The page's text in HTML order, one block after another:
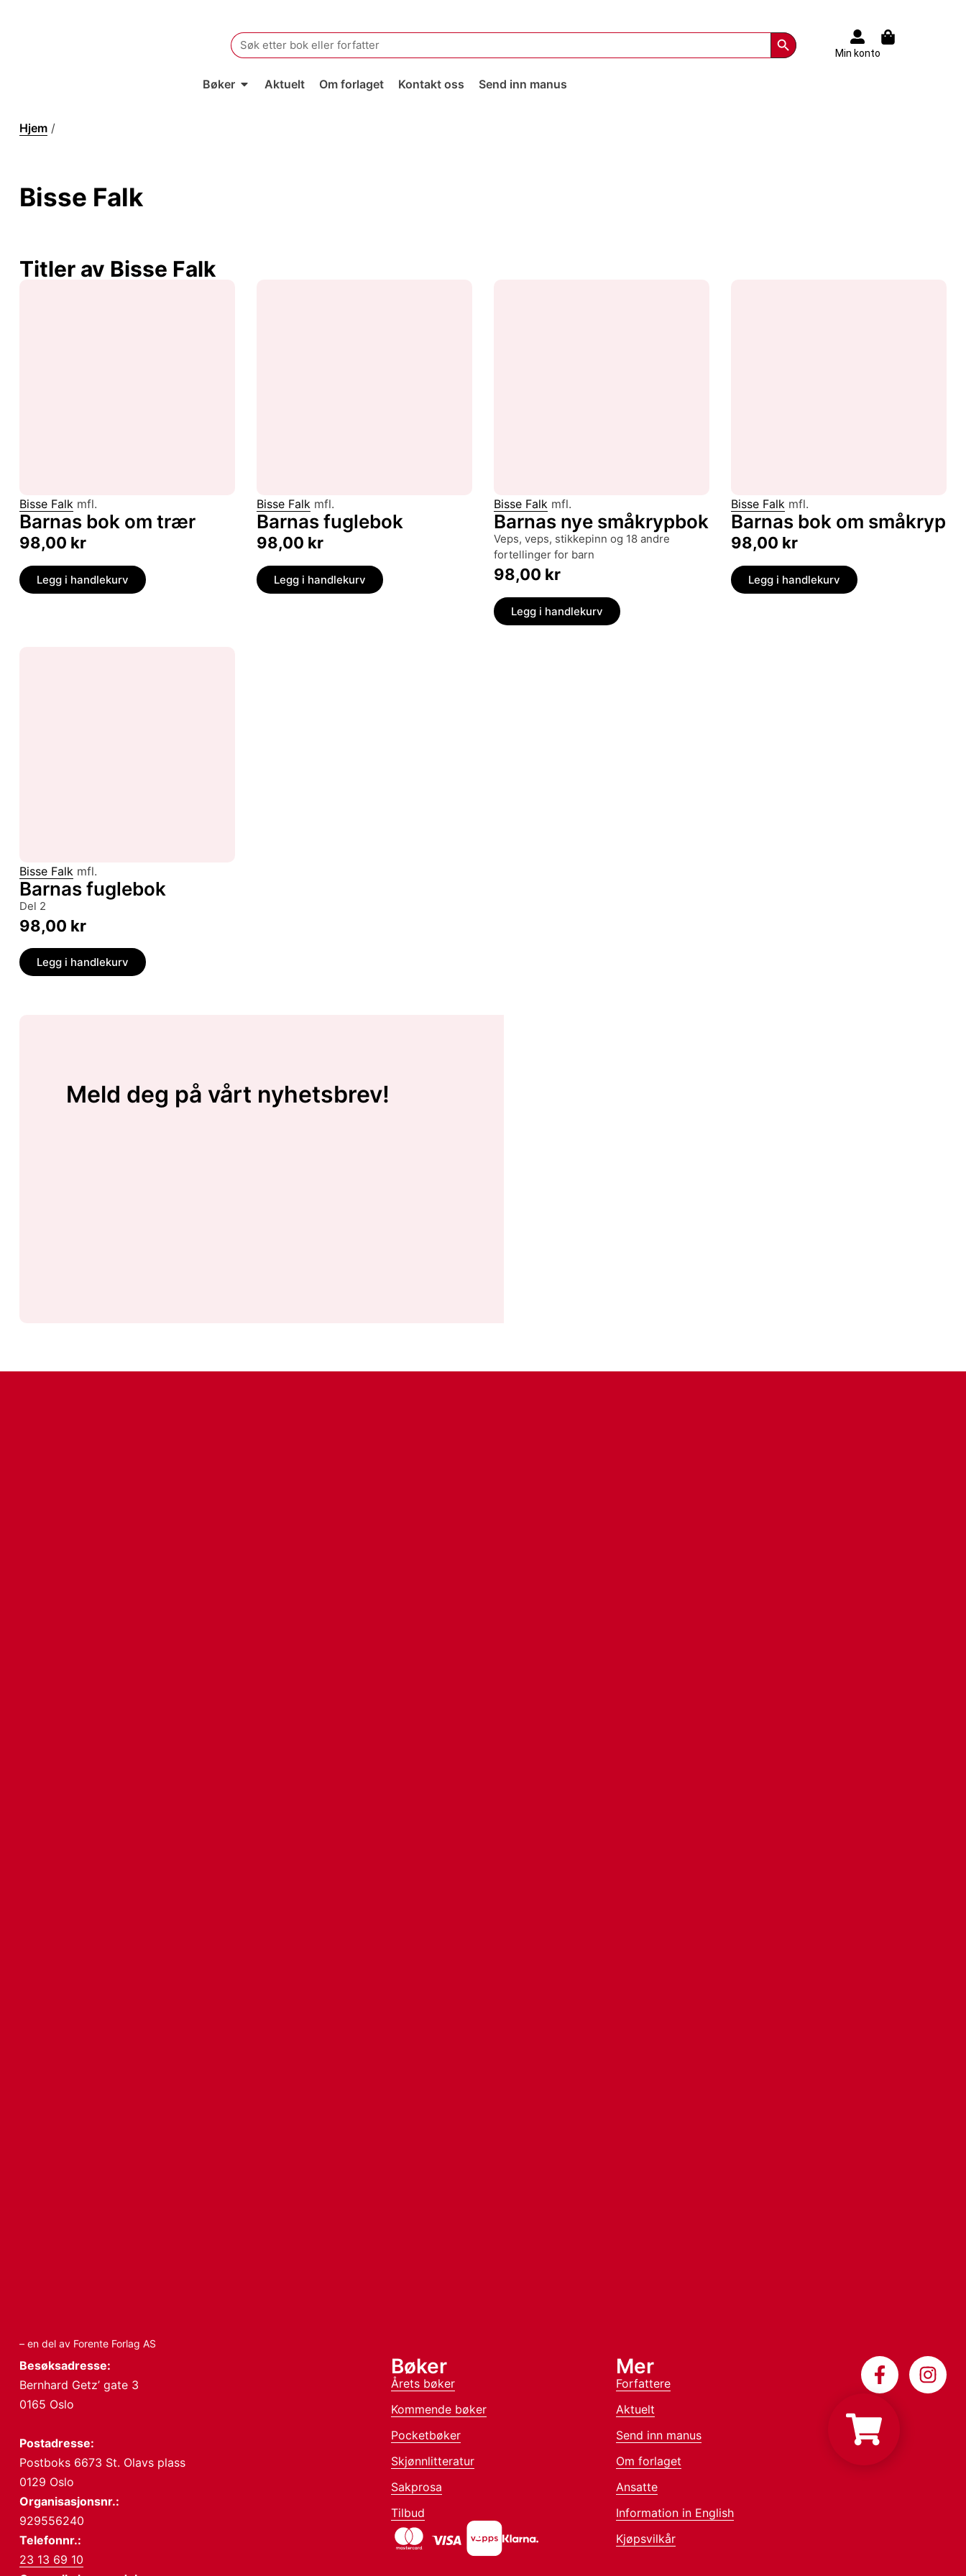
Search
for:
Search Button
Min konto
Bøker Aktuelt Om forlaget Kontakt oss Send inn manus
Hjem /
Bisse Falk
Titler av Bisse Falk
Bisse Falk mfl.
Barnas bok om trær
98,00 kr
Legg i handlekurv
Bisse Falk mfl.
Barnas fuglebok
98,00 kr
Legg i handlekurv
Bisse Falk mfl.
Barnas nye småkrypbok
veps, veps, stikkepinn og 18 andre
fortellinger for barn
98,00 kr
Legg i handlekurv
Bisse Falk mfl.
Barnas bok om småkryp
98,00 kr
Legg i handlekurv
Bisse Falk mfl.
Barnas fuglebok
del 2
98,00 kr
Legg i handlekurv
Meld deg på vårt nyhetsbrev!
– en del av Forente Forlag AS
Besøksadresse:
Bernhard Getz’ gate 3
0165 Oslo
Postadresse:
Postboks 6673 St. Olavs plass
0129 Oslo
Organisasjonsnr.:
929556240
Telefonnr.:
23 13 69 10
Bøker
Årets bøker
Kommende bøker
Pocketbøker
Skjønnlitteratur
Sakprosa
Tilbud
Mer
Forfattere
Aktuelt
Send inn manus
Om forlaget
Ansatte
Information in English
Kjøpsvilkår